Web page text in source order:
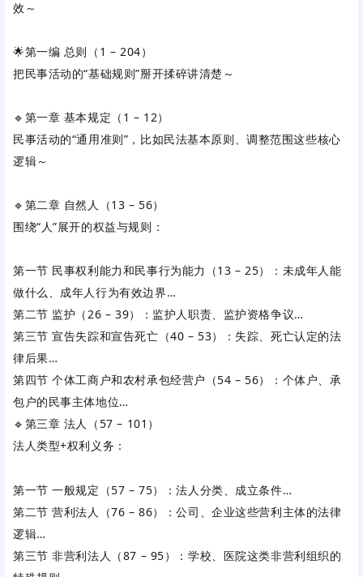
效～
🌟第一编 总则（1 – 204）
把民事活动的“基础规则”掰开揉碎讲清楚～
🔹第一章 基本规定（1 – 12）
民事活动的“通用准则”，比如民法基本原则、调整范围这些核心
逻辑～
🔹第二章 自然人（13 – 56）
围绕‌“人”‌展开的权益与规则：
第一节 民事权利能力和民事行为能力（13 – 25）：未成年人能
做什么、成年人行为有效边界…
第二节 监护（26 – 39）：监护人职责、监护资格争议…
第三节 宣告失踪和宣告死亡（40 – 53）：失踪、死亡认定的法
律后果…
第四节 个体工商户和农村承包经营户（54 – 56）：个体户、承
包户的民事主体地位…
🔹第三章 法人（57 – 101）
法人类型+权利义务：
第一节 一般规定（57 – 75）：法人分类、成立条件…
第二节 营利法人（76 – 86）：公司、企业这些营利主体的法律
逻辑…
第三节 非营利法人（87 – 95）：学校、医院这类非营利组织的